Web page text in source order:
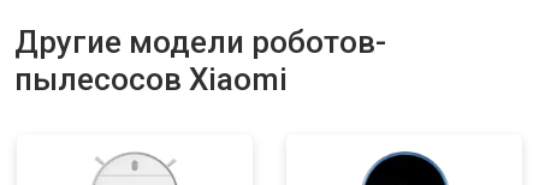
Другие модели роботов-
пылесосов Xiaomi